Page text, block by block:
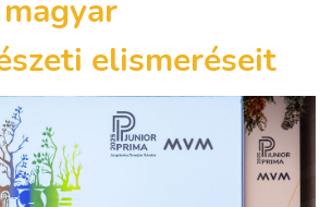
elismeréseit